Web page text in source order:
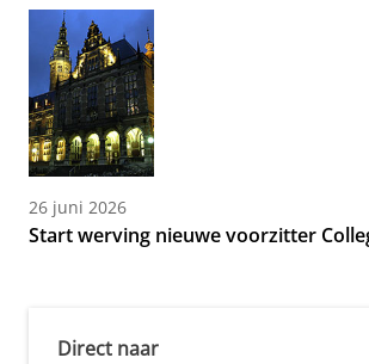
26 juni 2026
Start werving nieuwe voorzitter
Direct naar